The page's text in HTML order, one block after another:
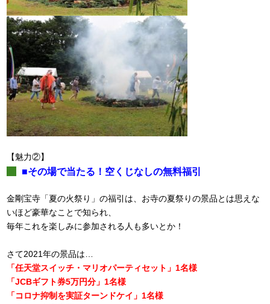
【魅力②】
■その場で当たる！空くじなしの無料福引
金剛宝寺「夏の火祭り」の福引は、お寺の夏祭りの景品とは思えな
いほど豪華なことで知られ、
毎年これを楽しみに参加される人も多いとか！
さて2021年の景品は…
「任天堂スイッチ・マリオパーティセット」1名様
「JCBギフト券5万円分」1名様
「コロナ抑制を実証ターンドケイ」1名様